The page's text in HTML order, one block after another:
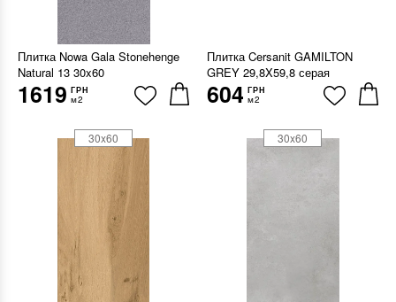
Плитка Nowa Gala Stonehenge
Natural 13 30x60
1619 ГРН
м2
Плитка Cersanit GAMILTON
GREY 29,8X59,8 серая
604 ГРН
м2
30x60 30x60